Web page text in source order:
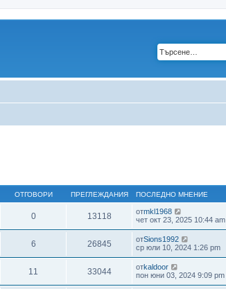
ОТГОВОРИ ПРЕГЛЕЖДАНИЯ ПОСЛЕДНО МНЕНИЕ
0 13118 отmkl1968
чет окт 23, 2025 10:44 am
6 26845 отSions1992
ср юли 10, 2024 1:26 pm
11 33044 отkaldoor
пон юни 03, 2024 9:09 pm